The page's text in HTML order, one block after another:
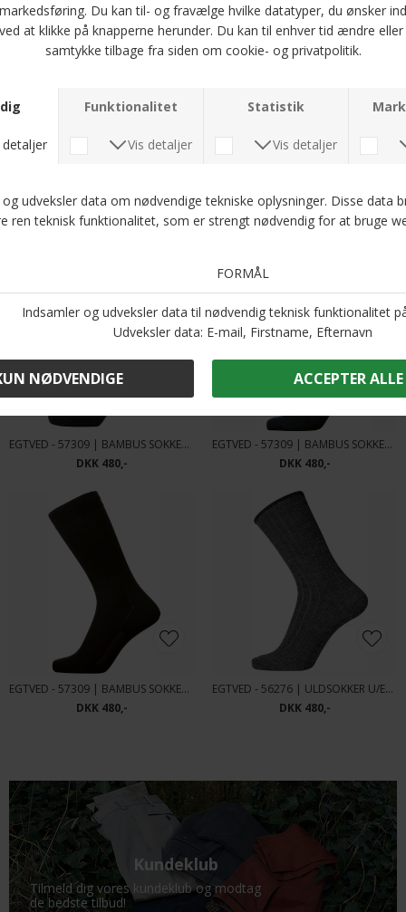
Den ensfarvede stil gør dem lette at matche med dine yndlingssko, og den
praktiske pakke med 6 par sikrer, at du altid har et par klar til brug. Gå ikke
på kompromis med kvaliteten – vælg EGTVED bomuldssokkerne til ultimativ
komfort og stil. Bestil i dag og oplev forskellen!
Optjen 5 procent rabat på alle din køb
Andre købte også
EGTVED - 57309 | BAMBUS SOKKER 6 PAR KOKSGRÅ
DKK 480,-
EGTVED - 57309 | BAMBUS SOKKER 6 PAR MARINE
DKK 480,-
EGTVED - 57309 | BAMBUS SOKKER 6 PAR SORT
DKK 480,-
EGTVED - 56276 | ULDSOKKER U/ELASTIK 6 PAR KOKSGRÅ
DKK 480,-
Kundeklub
Tilmeld dig vores kundeklub og modtag
de bedste tilbud!